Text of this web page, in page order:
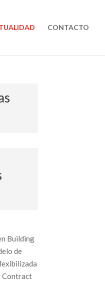
CONTACTO
Building
de
Contract